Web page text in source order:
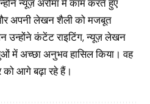
न्यूज़ अरोमा में काम करते हुए
और अपनी लेखन शैली को मजबूत
उन्होंने कंटेंट राइटिंग, न्यूज़ लेखन
में अच्छा अनुभव हासिल किया। वह
को आगे बढ़ा रहे हैं।